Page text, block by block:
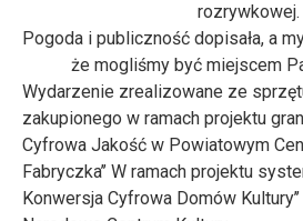
rozrywkowej.
Pogoda i publiczność dopisała, a
że mogliśmy być miejscem
Wydarzenie zrealizowane ze
zakupionego w ramach projektu
Cyfrowa Jakość w Powiatowym
Fabryczka’’ W ramach projektu
Konwersja Cyfrowa Domów